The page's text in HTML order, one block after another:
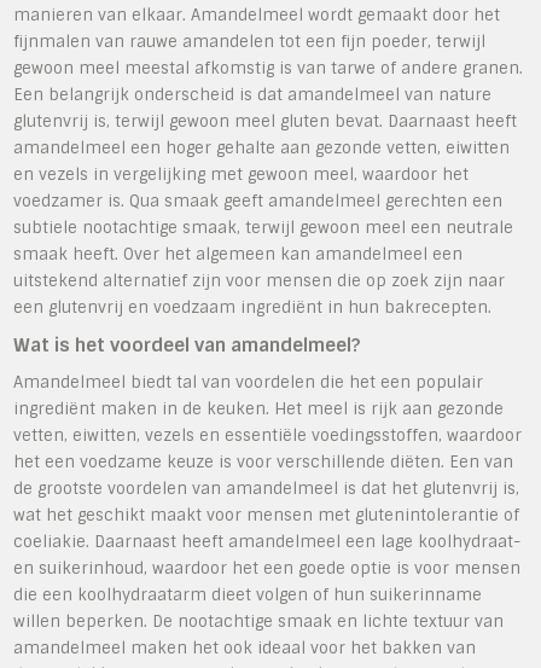
manieren van elkaar. Amandelmeel wordt gemaakt door het
fijnmalen van rauwe amandelen tot een fijn poeder, terwijl
gewoon meel meestal afkomstig is van tarwe of andere granen.
Een belangrijk onderscheid is dat amandelmeel van nature
glutenvrij is, terwijl gewoon meel gluten bevat. Daarnaast heeft
amandelmeel een hoger gehalte aan gezonde vetten, eiwitten
en vezels in vergelijking met gewoon meel, waardoor het
voedzamer is. Qua smaak geeft amandelmeel gerechten een
subtiele nootachtige smaak, terwijl gewoon meel een neutrale
smaak heeft. Over het algemeen kan amandelmeel een
uitstekend alternatief zijn voor mensen die op zoek zijn naar
een glutenvrij en voedzaam ingrediënt in hun bakrecepten.
Wat is het voordeel van amandelmeel?
Amandelmeel biedt tal van voordelen die het een populair
ingrediënt maken in de keuken. Het meel is rijk aan gezonde
vetten, eiwitten, vezels en essentiële voedingsstoffen, waardoor
het een voedzame keuze is voor verschillende diëten. Een van
de grootste voordelen van amandelmeel is dat het glutenvrij is,
wat het geschikt maakt voor mensen met glutenintolerantie of
coeliakie. Daarnaast heeft amandelmeel een lage koolhydraat-
en suikerinhoud, waardoor het een goede optie is voor mensen
die een koolhydraatarm dieet volgen of hun suikerinname
willen beperken. De nootachtige smaak en lichte textuur van
amandelmeel maken het ook ideaal voor het bakken van